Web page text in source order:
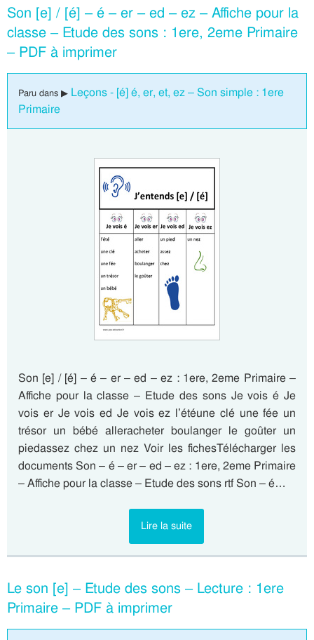
Son [e] / [é] – é – er – ed – ez – Affiche pour la
classe – Etude des sons : 1ere, 2eme Primaire
– PDF à imprimer
Paru dans ▶ Leçons - [é] é, er, et, ez – Son simple : 1ere
Primaire
Son [e] / [é] – é – er – ed – ez : 1ere, 2eme Primaire –
Affiche pour la classe – Etude des sons Je vois é Je
vois er Je vois ed Je vois ez l’étéune clé une fée un
trésor un bébé alleracheter boulanger le goûter un
piedassez chez un nez Voir les fichesTélécharger les
documents Son – é – er – ed – ez : 1ere, 2eme Primaire
– Affiche pour la classe – Etude des sons rtf Son – é…
Lire la suite
Le son [e] – Etude des sons – Lecture : 1ere
Primaire – PDF à imprimer